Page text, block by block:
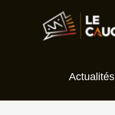
Actualités